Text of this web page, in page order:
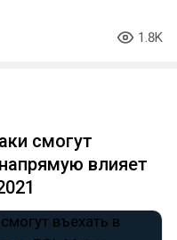
1.8K
смогут
влияет